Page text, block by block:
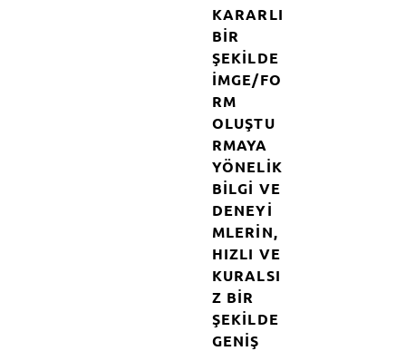
KARARLI
BIR
ŞEKILDE
IMGE/FO
RM
OLUŞTU
RMAYA
YÖNELIK
BILGI VE
DENEYI
MLERIN,
HIZLI VE
KURALSI
Z BIR
ŞEKILDE
GENIŞ